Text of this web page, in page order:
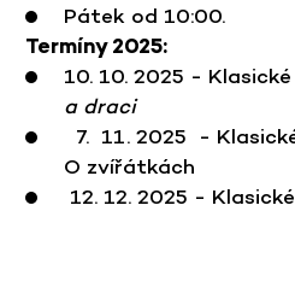
Pátek od 10:00.
Termíny 2025:
10. 10. 2025 -
a draci
7. 11. 2025 -
O zvířátkách
12. 12. 2025 -